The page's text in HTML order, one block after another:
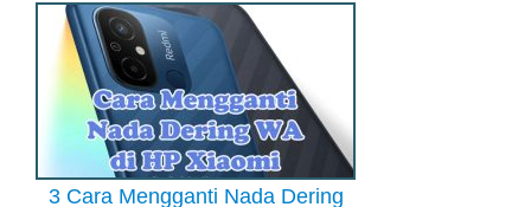
3 Cara Mengganti Nada Dering